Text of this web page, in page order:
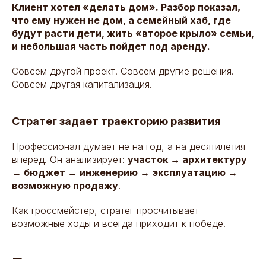
Клиент хотел «делать дом». Разбор показал,
что ему нужен не дом, а семейный хаб, где
будут расти дети, жить «второе крыло» семьи,
и небольшая часть пойдет под аренду.
Совсем другой проект. Совсем другие решения.
Совсем другая капитализация.
Стратег задает траекторию развития
Профессионал думает не на год, а на десятилетия
вперед. Он анализирует: участок → архитектуру
→ бюджет → инженерию → эксплуатацию →
возможную продажу.
Как гроссмейстер, стратег просчитывает
возможные ходы и всегда приходит к победе.